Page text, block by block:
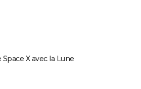
X avec la Lune